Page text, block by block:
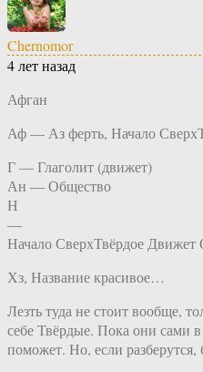
Chernomor
4 лет назад
Афган
Аф — Аз ферть, Начало
Г — Глаголит (движет)
Ан — Общество
Н
—
Начало СверхТвёрдое Движет
Хз, Название красивое…
Лезть туда не стоит вообще,
себе Твёрдые. Пока они сами
поможет. Но, если разберутся,